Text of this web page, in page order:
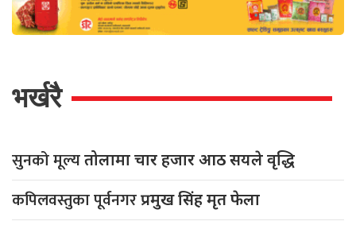
भर्खरै
सुनको मूल्यतोलामा चार हजार आठ सयले वृद्धि
कपिलवस्तुका पूर्वनगरप्रमुख सिंह मृत फेला